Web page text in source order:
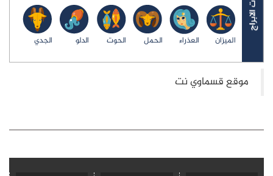
الميزان العذراء الحمل الحوت الدلو الجدي